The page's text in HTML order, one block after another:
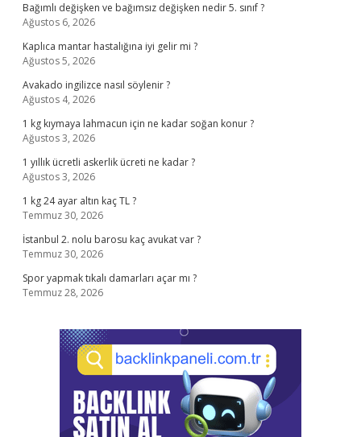
Bağımlı değişken ve bağımsız değişken nedir 5. sınıf ?
Ağustos 6, 2026
Kaplıca mantar hastalığına iyi gelir mi ?
Ağustos 5, 2026
Avakado ingilizce nasıl söylenir ?
Ağustos 4, 2026
1 kg kıymaya lahmacun için ne kadar soğan konur ?
Ağustos 3, 2026
1 yıllık ücretli askerlik ücreti ne kadar ?
Ağustos 3, 2026
1 kg 24 ayar altın kaç TL ?
Temmuz 30, 2026
İstanbul 2. nolu barosu kaç avukat var ?
Temmuz 30, 2026
Spor yapmak tıkalı damarları açar mı ?
Temmuz 28, 2026